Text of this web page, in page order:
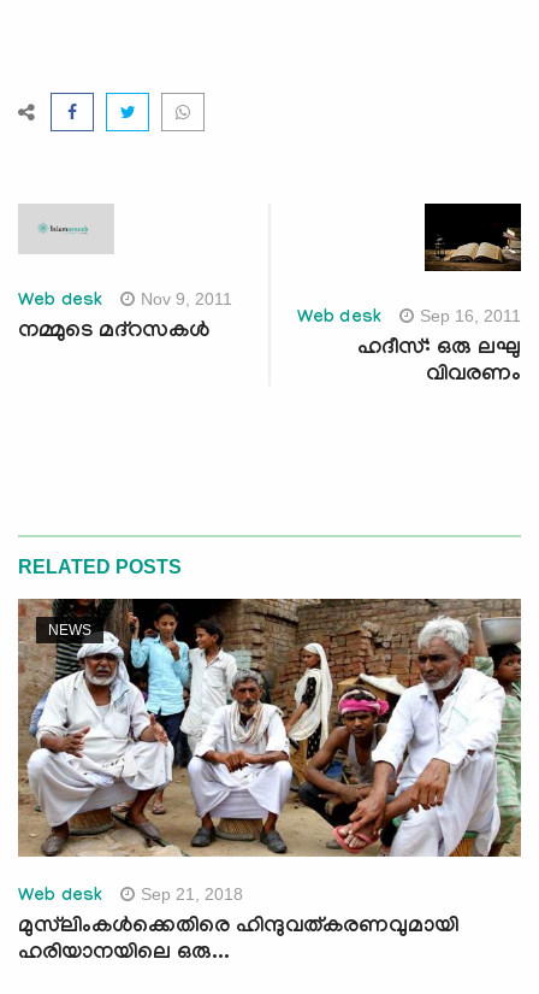
Web desk Nov 9, 2011
നമ്മുടെ മദ്‌റസകള്‍
Web desk Sep 16, 2011
ഹദീസ്: ഒരു ലഘു
വിവരണം
RELATED POSTS
NEWS
Web desk Sep 21, 2018
മുസ്‌ലിംകള്‍ക്കെതിരെ ഹിന്ദുവത്കരണവുമായി
ഹരിയാനയിലെ ഒരു...